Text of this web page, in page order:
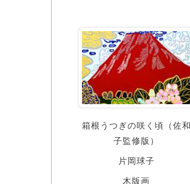
箱根うつぎの咲く頃（佐和
子監修版）
片岡球子
木版画